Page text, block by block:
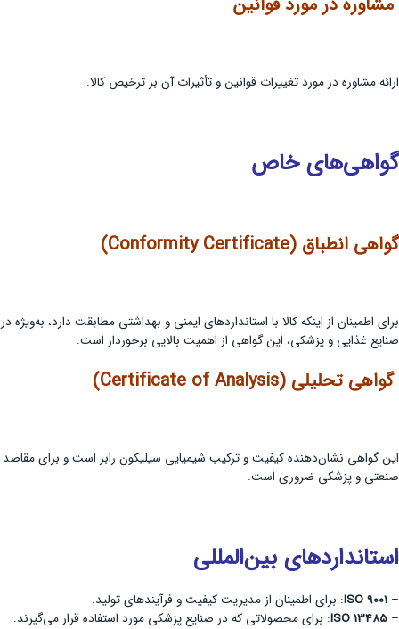
ارائه مشاوره در مورد تغییرات قوانین و تأثیرات آن بر ترخیص کالا.
گواهی‌های خاص
گواهی انطباق (Conformity Certificate)
برای اطمینان از اینکه کالا با استانداردهای ایمنی و بهداشتی مطابقت دارد، به‌ویژه در
صنایع غذایی و پزشکی، این گواهی از اهمیت بالایی برخوردار است.
گواهی تحلیلی (Certificate of Analysis)
این گواهی نشان‌دهنده کیفیت و ترکیب شیمیایی سیلیکون رابر است و برای مقاصد
صنعتی و پزشکی ضروری است.
استانداردهای بین‌المللی
–
ISO 9001: برای اطمینان از مدیریت کیفیت و فرآیندهای تولید.
–
ISO 13485: برای محصولاتی که در صنایع پزشکی مورد استفاده قرار می‌گیرند.